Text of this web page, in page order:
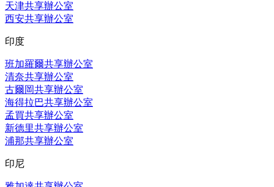
天津共享辦公室
西安共享辦公室
印度
班加羅爾共享辦公室
清奈共享辦公室
古爾岡共享辦公室
海得拉巴共享辦公室
孟買共享辦公室
新德里共享辦公室
浦那共享辦公室
印尼